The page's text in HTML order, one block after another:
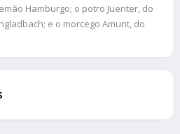
Hamburgo; o potro Juenter, do
e o morcego Amunt, do